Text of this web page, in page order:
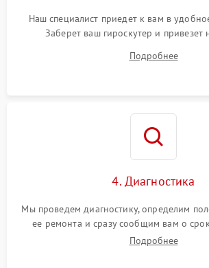
Наш специалист приедет к вам в
Заберет ваш гироскутер и привезет
Подробнее
4. Диагностика
Мы проведем диагностику, определим
ее ремонта и сразу сообщим вам о
Подробнее